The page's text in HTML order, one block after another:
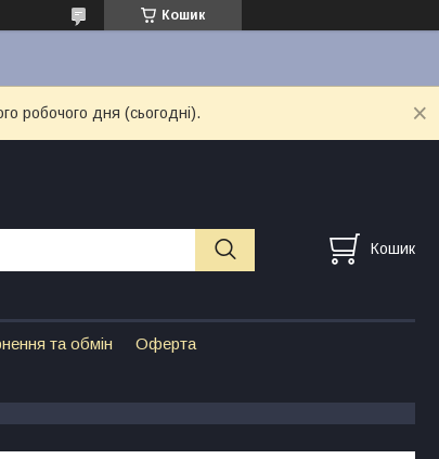
Кошик
робочого дня (сьогодні).
Кошик
та обмін Оферта